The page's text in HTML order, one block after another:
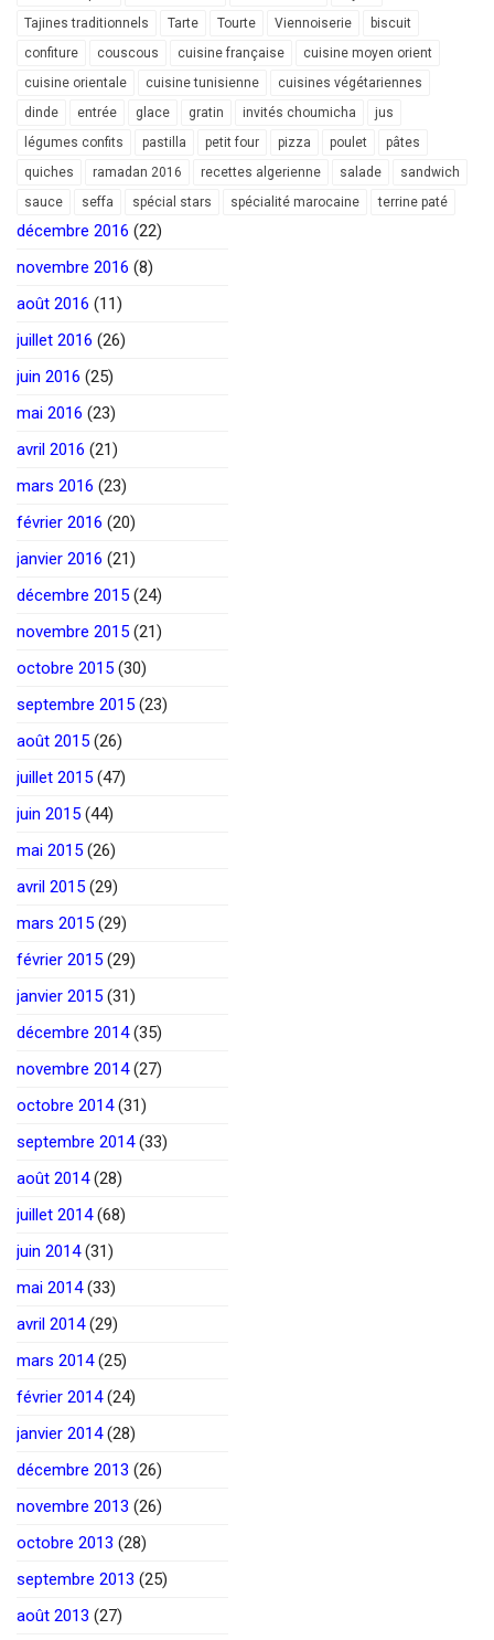
Tajines traditionnels
Tarte Tourte Viennoiserie
biscuit
confiture
couscous cuisine française
cuisine moyen orient
cuisine orientale
cuisine tunisienne
cuisines végétariennes
dinde
entrée glace gratin invités choumicha
jus
légumes confits
pastilla petit four pizza poulet
pâtes
quiches
ramadan 2016 recettes algerienne salade
sandwich
sauce
seffa spécial stars spécialité marocaine terrine paté
décembre 2016 (22)
novembre 2016 (8)
août 2016 (11)
juillet 2016 (26)
juin 2016 (25)
mai 2016 (23)
avril 2016 (21)
mars 2016 (23)
février 2016 (20)
janvier 2016 (21)
décembre 2015 (24)
novembre 2015 (21)
octobre 2015 (30)
septembre 2015 (23)
août 2015 (26)
juillet 2015 (47)
juin 2015 (44)
mai 2015 (26)
avril 2015 (29)
mars 2015 (29)
février 2015 (29)
janvier 2015 (31)
décembre 2014(35)
novembre 2014(27)
octobre 2014(31)
septembre 2014(33)
août 2014(28)
juillet 2014(68)
juin 2014(31)
mai 2014(33)
avril 2014(29)
mars 2014(25)
février 2014(24)
janvier 2014(28)
décembre 2013 (26)
novembre 2013 (26)
octobre 2013 (28)
septembre 2013 (25)
août 2013 (27)